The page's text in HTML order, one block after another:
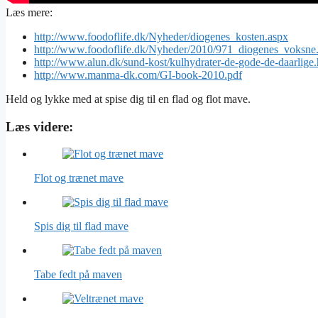
Læs mere:
http://www.foodoflife.dk/Nyheder/diogenes_kosten.aspx
http://www.foodoflife.dk/Nyheder/2010/
http://www.alun.dk/sund-kost/kulhydrater-de-gode-de-
http://www.manma-dk.com/GI-book-2010.pdf
Held og lykke med at spise dig til en flad og flot mave.
Læs videre:
Flot og trænet mave
Spis dig til flad mave
Tabe fedt på maven